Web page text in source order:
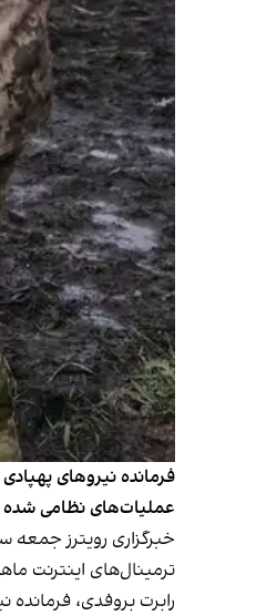
فرمانده نیروهای
عملیات‌های نظامی
خبرگزاری رویترز جمعه
ترمینال‌های اینترنت
رابرت بروفدی، فرمانده نیروهای پهپادی ارتش